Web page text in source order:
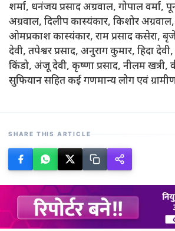
शर्मा, धनंजय प्रसाद अग्रवाल, गोपाल वर्मा,
अग्रवाल, दिलीप कास्यंकार, किशोर
ओमप्रकाश कास्यंकार, राम प्रसाद कसेरा,
देवी, तपेश्वर प्रसाद, अनुराग कुमार, हिदा
किंडो, अंजू देवी, कृष्णा प्रसाद, नीलम खत्री,
सुफियान सहित कई गणमान्य लोग एवं
SHARE THIS ARTICLE